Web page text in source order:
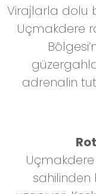
Virajlarla dolu
Uçmakdere
adrenalin
Uçmakdere
sahilinden